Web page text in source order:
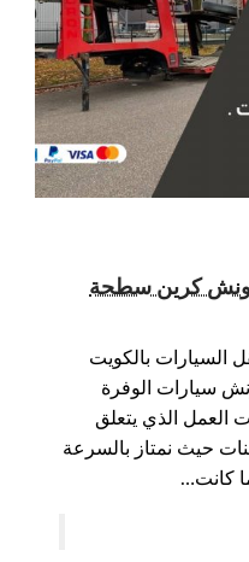
/ 65557275 / ونش كرين سطحة
السيارات بالكويت
سيارات الوفرة
العمل الذي يتعلق
حيث نمتاز بالسرعة
كانت…